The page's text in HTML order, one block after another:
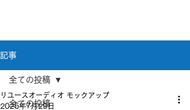
記事
全ての投稿
全ての投稿
リユースオーディオ モックアップ
2025年7月29日